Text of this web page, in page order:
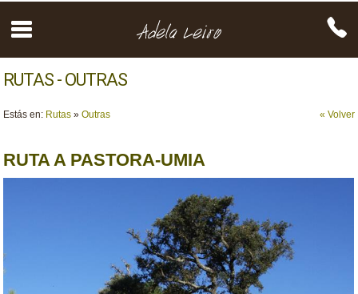
RUTAS - OUTRAS
« Volver
Estás en: Rutas »Outras
RUTA A PASTORA-UMIA